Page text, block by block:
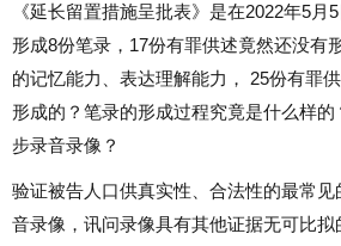
《延长留置措施呈批表》是在2022年5月
形成8份笔录，17份有罪供述竟然还没有
的记忆能力、表达理解能力， 25份有罪
形成的？笔录的形成过程究竟是什么样
步录音录像？
验证被告人口供真实性、合法性的最常
音录像，讯问录像具有其他证据无可比